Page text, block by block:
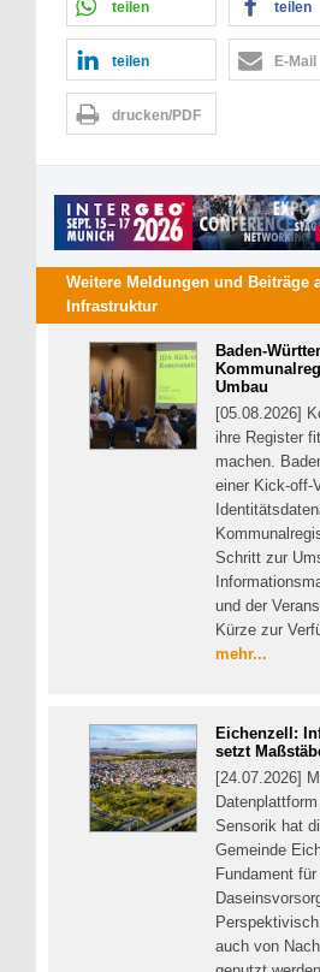
teilen teilen
teilen E-Mail
drucken/PDF
Weitere Meldungen und Beiträge
Infrastruktur
Baden-
Umbau
[05.08.2026]
ihre Register
machen.
einer Kick-off-
Schritt zur
und der
Kürze zur
mehr...
Eichenzell:
setzt
[24.07.2026]
Sensorik hat
Gemeinde
Fundament
auch von